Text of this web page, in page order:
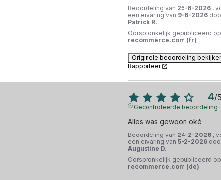
Beoordeling van 25-6-2026 ,
een ervaring van 9-6-2026
Patrick R.
Oorspronkelijk gepubliceerd op
recommerce.com (fr)
Originele beoordeling
Rapporteer
4/5
Gecontroleerde beoordeling
Alles was gewoon oké
Beoordeling van 24-2-2026 ,
een ervaring van 5-2-2026
Augustine D.
Oorspronkelijk gepubliceerd op
recommerce.com (de)